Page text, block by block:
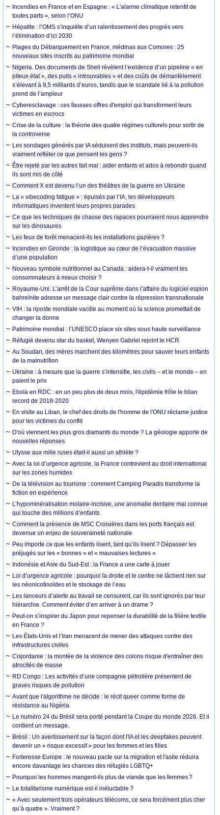
Incendies en France et en Espagne : « L'alarme climatique retentit de
toutes parts », selon l’ONU
Hépatite : l’OMS s’inquiète d’un ralentissement des progrès vers
l’élimination d’ici 2030
Plages du Débarquement en France, médinas aux Comores : 25
nouveaux sites inscrits au patrimoine mondial
Nigeria. Des documents de Shell révèlent l’existence d’un pipeline « en
piteux état », des puits « introuvables » et des coûts de démantèlement
s’élevant à 9,5 milliards d’euros, tandis que le scandale lié à la pollution
prend de l’ampleur
Cyberesclavage : ces fausses offres d'emploi qui transforment leurs
victimes en escrocs
Crise de la culture : la théorie des quatre régimes culturels pour sortir de
la controverse
Les sondages générés par IA séduisent des instituts, mais peuvent-ils
vraiment refléter ce que pensent les gens ?
Être rejeté par les autres fait mal : aider enfants et ados à rebondir quand
ils sont mis de côté
Comment X est devenu l’un des théâtres de la guerre en Ukraine
La « vibecoding fatigue » : épuisés par l’IA, les développeurs
informatiques inventent leurs propres parades
Ce que les techniques de chasse des rapaces pourraient nous apprendre
sur les dinosaures
Les feux de forêt menacent-ils les installations gazières ?
Incendies en Gironde : la logistique au cœur de l’évacuation massive
d’une population
Nouveau symbole nutritionnel au Canada : aidera-t-il vraiment les
consommateurs à mieux choisir ?
Royaume-Uni. L’arrêt de la Cour suprême dans l’affaire du logiciel espion
bahreïnite adresse un message clair contre la répression transnationale
VIH : la riposte mondiale vacille au moment où la science promettait de
changer la donne
Patrimoine mondial : l’UNESCO place six sites sous haute surveillance
Réfugié devenu star du basket, Wenyen Gabriel rejoint le HCR
Au Soudan, des mères marchent des kilomètres pour sauver leurs enfants
de la malnutrition
Ukraine : à mesure que la guerre s’intensifie, les civils – et le monde – en
paient le prix
Ebola en RDC : en un peu plus de deux mois, l'épidémie frôle le bilan
record de 2018-2020
En visite au Liban, le chef des droits de l'homme de l'ONU réclame justice
pour les victimes du conflit
D'où viennent les plus gros diamants du monde ? La géologie apporte de
nouvelles réponses
Ulysse aux mille ruses était-il aussi un athlète ?
Avec la loi d’urgence agricole, la France contrevient au droit international
sur les zones humides
De la télévision au tourisme : comment Camping Paradis transforme la
fiction en expérience
L’hypominéralisation molaire-incisive, une anomalie dentaire mal connue
qui touche des millions d’enfants
Comment la présence de MSC Croisières dans les ports français est
devenue un enjeu de souveraineté nationale
Peu importe ce que les enfants lisent, tant qu’ils lisent ? Dépasser les
préjugés sur les « bonnes » et « mauvaises lectures »
Indonésie et Asie du Sud-Est : la France a une carte à jouer
Loi d’urgence agricole : pourquoi la droite et le centre ne lâchent rien sur
les néonicotinoïdes et le stockage de l’eau
Les lanceurs d’alerte au travail se censurent, car ils sont ignorés par leur
hiérarchie. Comment éviter d’en arriver à un drame ?
Peut-on s’inspirer du Japon pour repenser la durabilité de la filière textile
en France ?
Les États-Unis et l’Iran menacent de mener des attaques contre des
infrastructures civiles
Cisjordanie : la montée de la violence des colons risque d'entraîner des
atrocités de masse
RD Congo : Les activités d’une compagnie pétrolière présentent de
graves risques de pollution
Avant que l'algorithme ne décide : le récit queer comme forme de
résistance au Nigéria
Le numéro 24 du Brésil sera porté pendant la Coupe du monde 2026. Et il
contient un message.
Brésil : Un avertissement sur la façon dont l'IA et les deepfakes peuvent
devenir un « risque excessif » pour les femmes et les filles
Forteresse Europe : le nouveau pacte sur la migration et l'asile réduira
encore davantage les chances des réfugiés LGBTQ+
Pourquoi les hommes mangent-ils plus de viande que les femmes ?
Le totalitarisme numérique est-il inéluctable ?
« Avec seulement trois opérateurs télécoms, ce sera forcément plus cher
qu’à quatre ». Vraiment ?